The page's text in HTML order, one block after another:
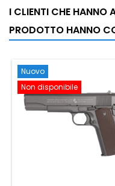
I CLIENTI CHE HANNO
PRODOTTO HANNO
Nuovo
Non disponibile